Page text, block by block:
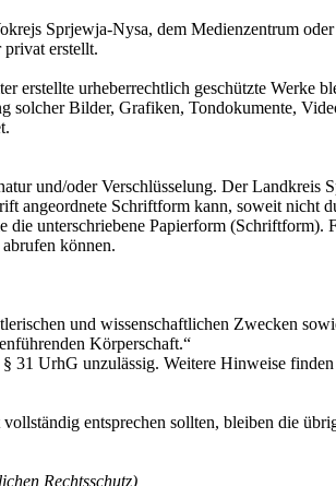
Sprjewja-Nysa, dem Medienzentrum
erstellt.
urheberrechtlich geschützte Werke
Bilder, Grafiken, Tondokumente,
und/oder Verschlüsselung. Der Landkreis
Schriftform kann, soweit nicht
unterschriebene Papierform
abrufen können.
und wissenschaftlichen Zwecken
Körperschaft.“
31 UrhG unzulässig. Weitere Hinweise
entsprechen sollten, bleiben die
Rechtsschutz)